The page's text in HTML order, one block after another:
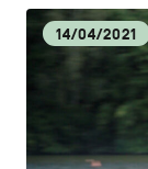
14/04/2021